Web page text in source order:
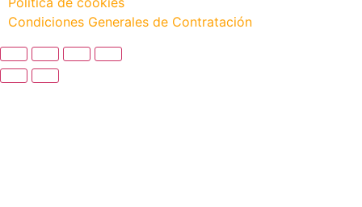
Condiciones Generales de Contratación